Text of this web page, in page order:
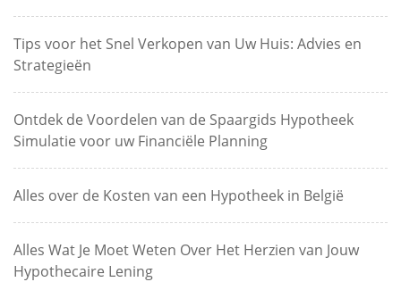
Tips voor het Snel Verkopen van Uw Huis: Advies en
Strategieën
Ontdek de Voordelen van de Spaargids Hypotheek
Simulatie voor uw Financiële Planning
Alles over de Kosten van een Hypotheek in België
Alles Wat Je Moet Weten Over Het Herzien van Jouw
Hypothecaire Lening